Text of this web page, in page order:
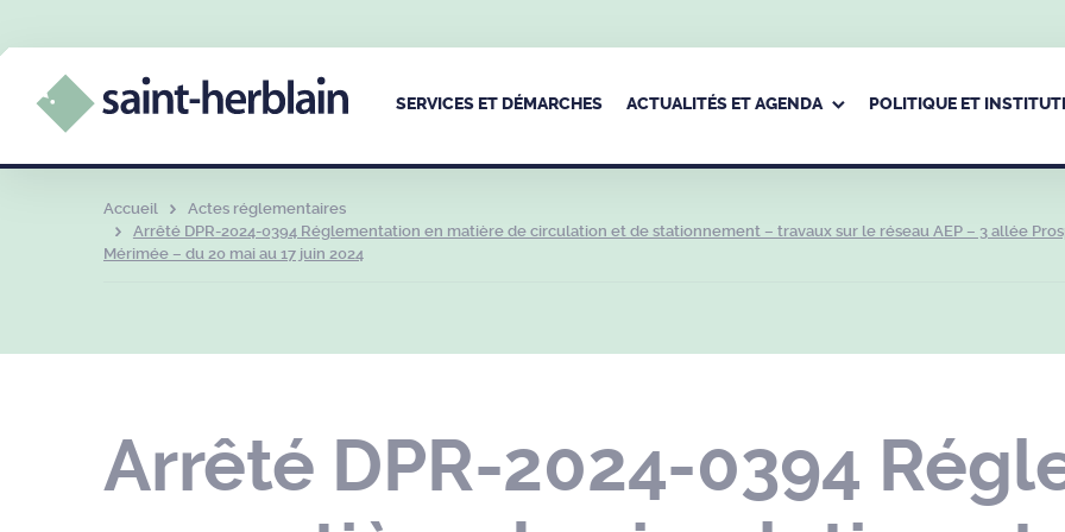
SERVICES ET DÉMARCHES ACTUALITÉS ET AGENDA POLITIQUE ET
Accueil
Actes réglementaires
Arrêté DPR-2024-0394 Réglementation en matière de circulation et de stationnement – travaux sur le réseau AEP – 3 allée
Mérimée – du 20 mai au 17 juin 2024
Arrêté DPR-2024-0394